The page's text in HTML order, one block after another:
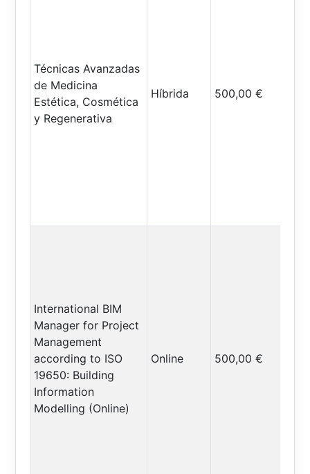
Técnicas Avanzadas
de Medicina
Estética, Cosmética
y Regenerativa
Híbrida 500,00 €
International BIM
Manager for Project
Management
according to ISO
19650: Building
Information
Modelling (Online)
Online 500,00 €